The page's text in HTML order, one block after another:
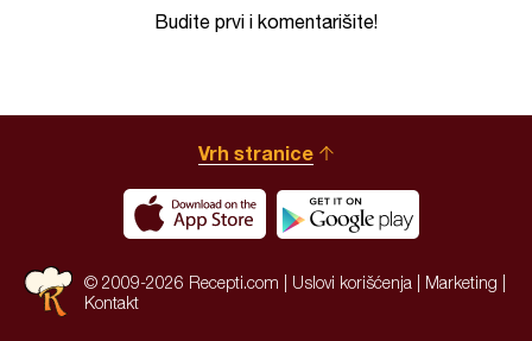
Budite prvi i komentarišite!
Vrh stranice
© 2009-2026 Recepti.com | Uslovi korišćenja Marketing
Kontakt